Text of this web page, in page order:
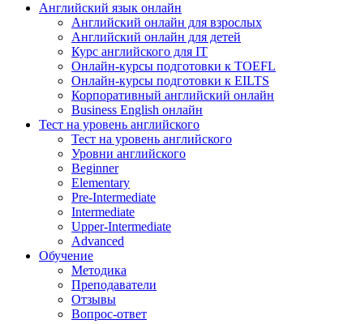
Английский язык онлайн
Английский онлайн для взрослых
Английский онлайн для детей
Курс английского для IT
Онлайн-курсы подготовки к TOEFL
Онлайн-курсы подготовки к EILTS
Корпоративный английский онлайн
Business English онлайн
Тест на уровень английского
Тест на уровень английского
Уровни английского
Beginner
Elementary
Pre-Intermediate
Intermediate
Upper-Intermediate
Advanced
Обучение
Методика
Преподаватели
Отзывы
Вопрос-ответ